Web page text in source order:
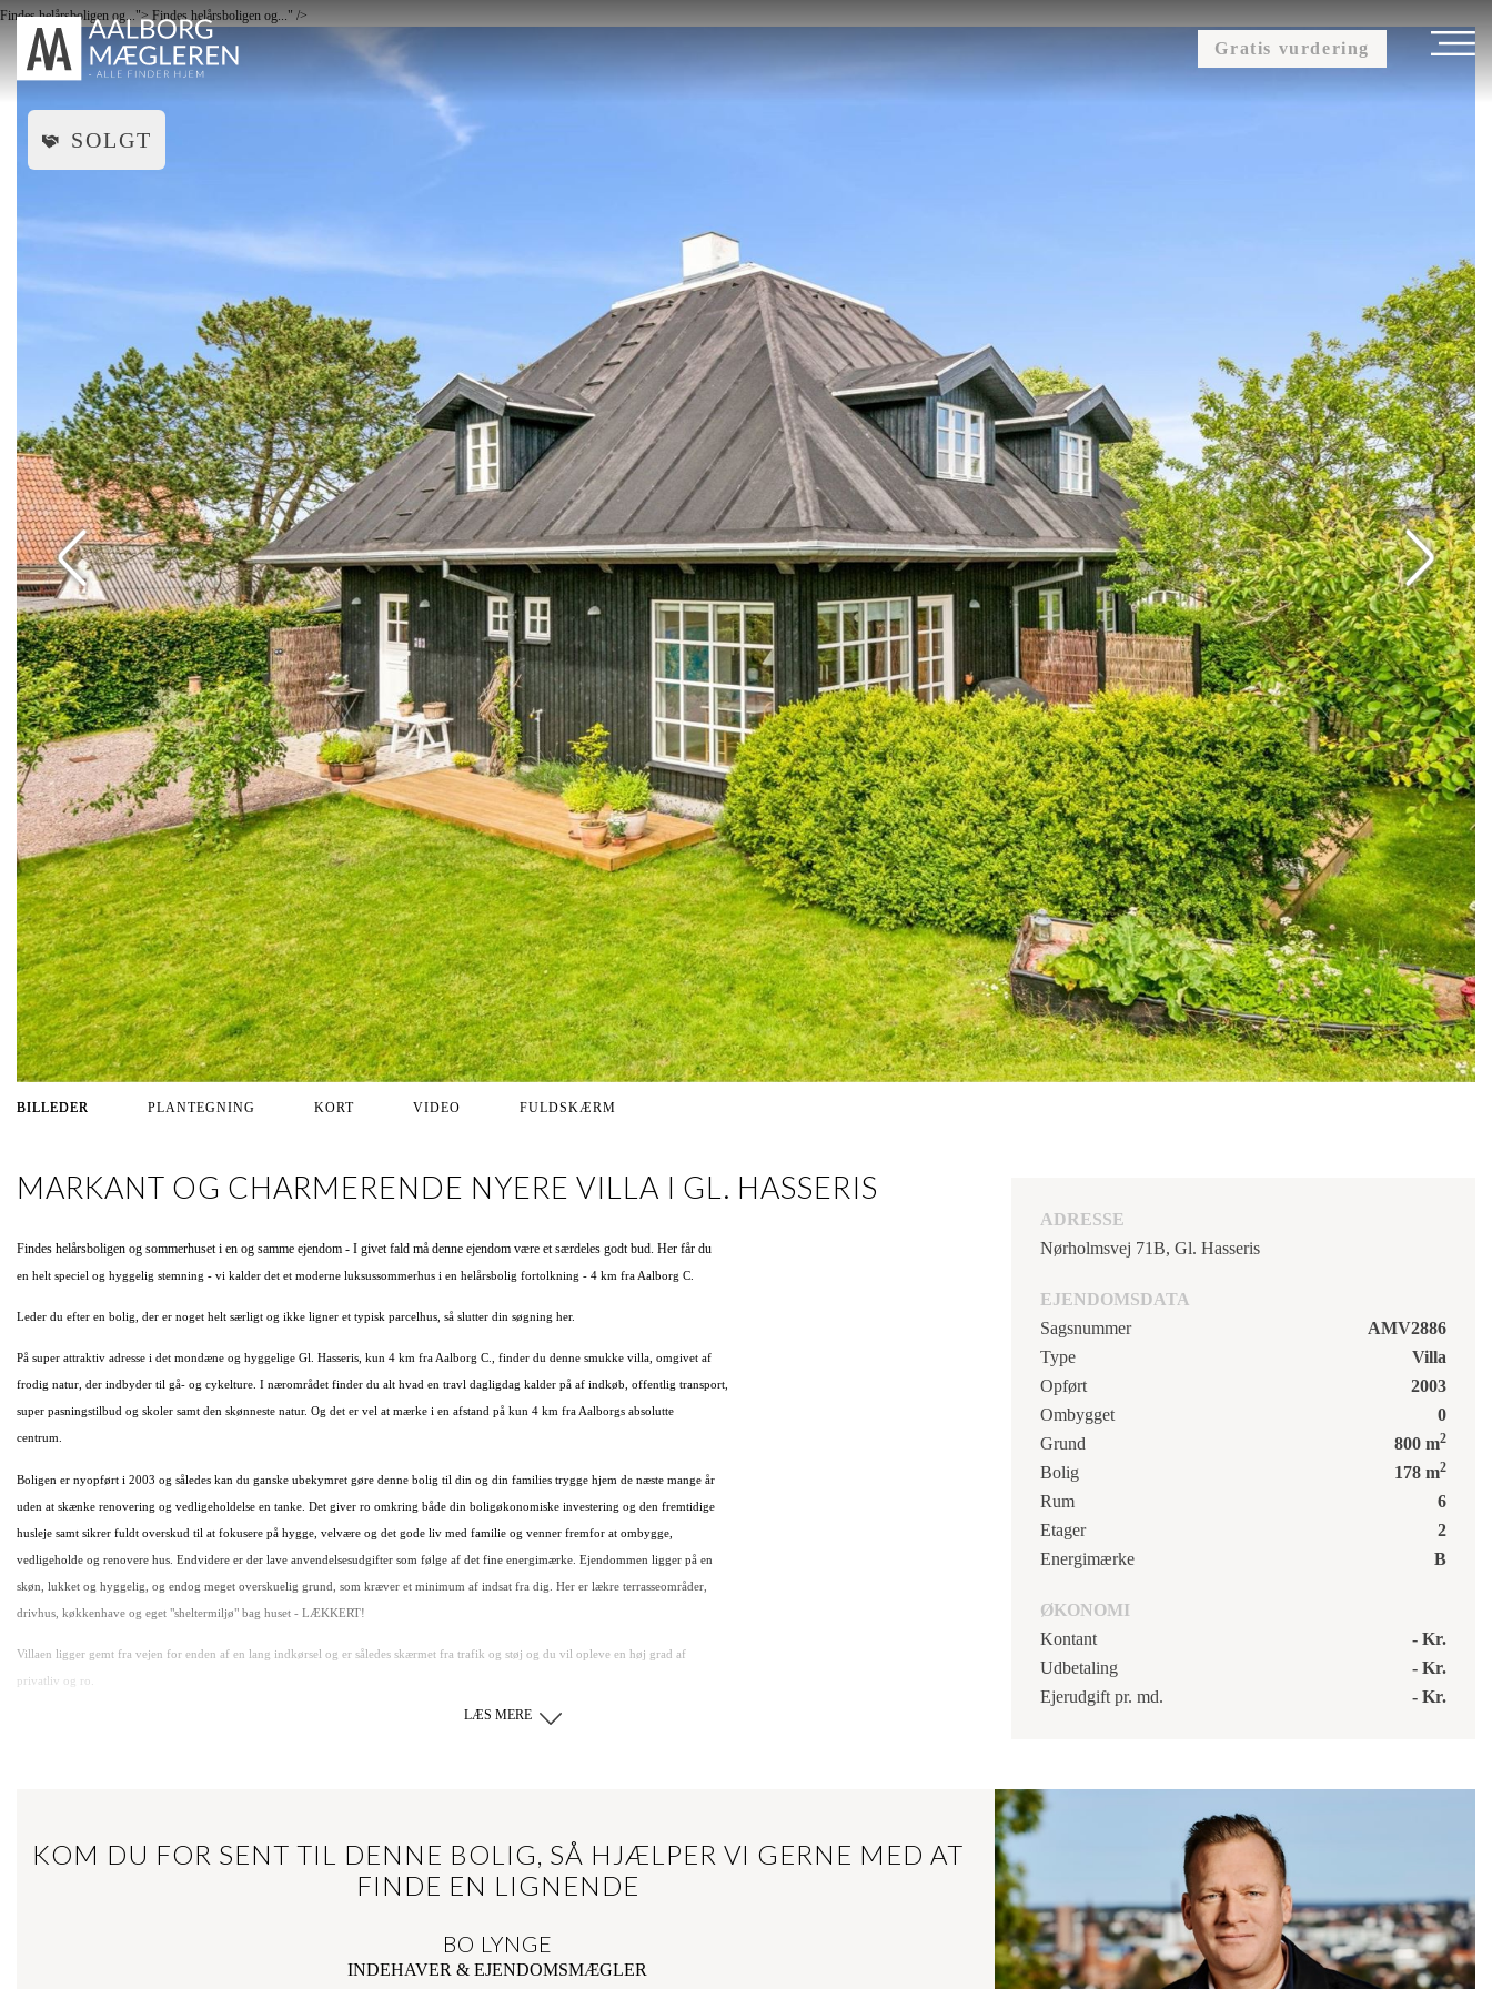
Findes helårsboligen og...">Findes helårsboligen og..." />
Gratis vurdering
TIL SALG SOLGTE
SOLGT
BILLEDER PLANTEGNING KORT VIDEO FULDSKÆRM
MARKANT OG CHARMERENDE NYERE VILLA I GL. HASSERIS
Findes helårsboligen og sommerhuset i en og samme ejendom - I givet fald må denne ejendom være et særdeles godt bud. Her får du
en helt speciel og hyggelig stemning - vi kalder det et moderne luksussommerhus i en helårsbolig fortolkning - 4 km fra Aalborg C.
Leder du efter en bolig, der er noget helt særligt og ikke ligner et typisk parcelhus, så slutter din søgning her.
På super attraktiv adresse i det mondæne og hyggelige Gl. Hasseris, kun 4 km fra Aalborg C., finder du denne smukke villa, omgivet af
frodig natur, der indbyder til gå- og cykelture. I nærområdet finder du alt hvad en travl dagligdag kalder på af indkøb, offentlig transport,
super pasningstilbud og skoler samt den skønneste natur. Og det er vel at mærke i en afstand på kun 4 km fra Aalborgs absolutte
centrum.
Boligen er nyopført i 2003 og således kan du ganske ubekymret gøre denne bolig til din og din families trygge hjem de næste mange år
uden at skænke renovering og vedligeholdelse en tanke. Det giver ro omkring både din boligøkonomiske investering og den fremtidige
husleje samt sikrer fuldt overskud til at fokusere på hygge, velvære og det gode liv med familie og venner fremfor at ombygge,
vedligeholde og renovere hus. Endvidere er der lave anvendelsesudgifter som følge af det fine energimærke. Ejendommen ligger på en
skøn, lukket og hyggelig, og endog meget overskuelig grund, som kræver et minimum af indsat fra dig. Her er lækre terrasseområder,
drivhus, køkkenhave og eget "sheltermiljø" bag huset - LÆKKERT!
Villaen ligger gemt fra vejen for enden af en lang indkørsel og er således skærmet fra trafik og støj og du vil opleve en høj grad af
privatliv og ro.
taglysvinduer. Du forelsker dig omgående i huset, når du først har oplevet dette fantastiske leverum. Køkkenet, som er i delvis åben
forbindelse med alrummet er både holdt i lyse farver og passer perfekt ind i huset helt specielle romantiske og hyggelige stil. I stueplan
Villaens 1. sal indeholder yderligere 3 store værelser, hvoraf de 2 har hems med kik til stjernerne samt en super hyggelig opholdsstue.
LÆS MERE
ADRESSE
Nørholmsvej 71B, Gl. Hasseris
EJENDOMSDATA
Sagsnummer
AMV2886
Type
Villa
Opført
2003
Ombygget
0
Grund
800 m2
Bolig 178 m2
Rum
6
Etager
2
Energimærke
B
ØKONOMI
Kontant
- Kr.
Udbetaling
- Kr.
Ejerudgift pr. md.
- Kr.
KOM DU FOR SENT TIL DENNE BOLIG, SÅ HJÆLPER VI GERNE MED AT
FINDE EN LIGNENDE
BO LYNGE
INDEHAVER & EJENDOMSMÆGLER